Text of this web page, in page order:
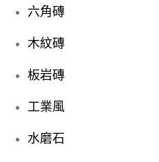
六角磚
木紋磚
板岩磚
工業風
水磨石